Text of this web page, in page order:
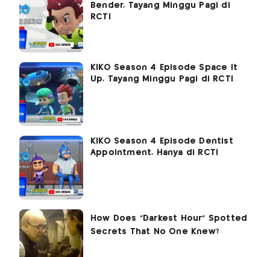
Bender, Tayang Minggu Pagi di
RCTI
KIKO Season 4 Episode Space It
Up, Tayang Minggu Pagi di RCTI
KIKO Season 4 Episode Dentist
Appointment, Hanya di RCTI